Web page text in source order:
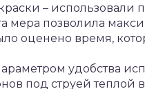
– использовали
мера позволила
оценено время,
удобства
под струей теплой